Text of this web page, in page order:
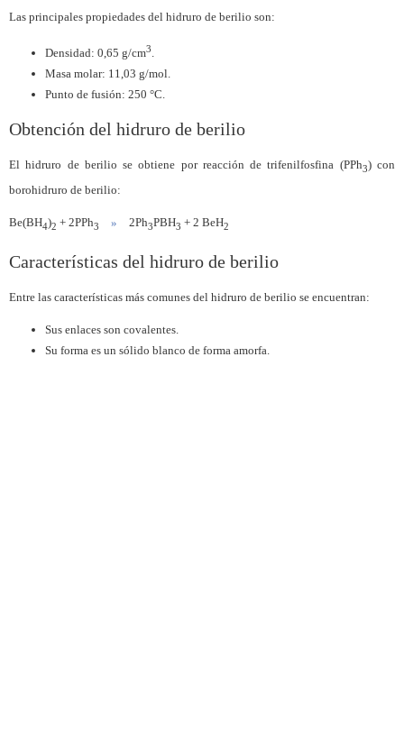
Las principales propiedades del hidruro de berilio son:
Densidad: 0,65 g/cm3
Masa molar: 11,03 g/mol.
Punto de fusión: 250 °C.
Obtención del hidruro de berilio
El hidruro de berilio se obtiene por reacción de trifenilfosfina (PPh3) con
borohidruro de berilio:
Be(BH4)2 + 2PPh3 » 2Ph3PBH3 + 2 BeH2
Características del hidruro de berilio
Entre las características más comunes del hidruro de berilio se encuentran:
Sus enlaces son covalentes.
Su forma es un sólido blanco de forma amorfa.